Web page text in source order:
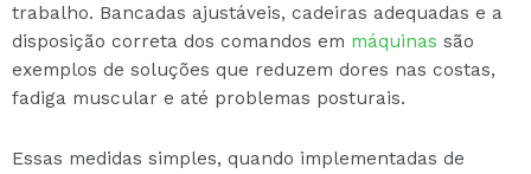
trabalho. Bancadas ajustáveis, cadeiras adequadas e a
disposição correta dos comandos em máquinas são
exemplos de soluções que reduzem dores nas costas,
fadiga muscular e até problemas posturais.
Essas medidas simples, quando implementadas de